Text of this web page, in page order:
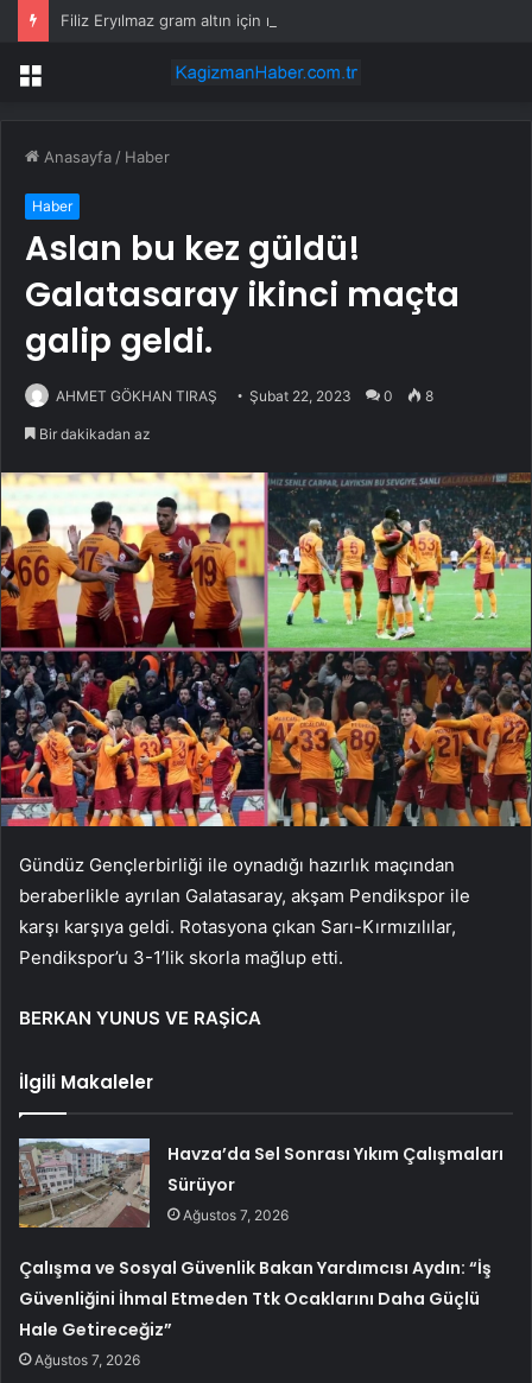
Menü
Anasayfa / Haber
Haber
Aslan bu kez güldü!
Galatasaray ikinci maçta
galip geldi.
AHMET GÖKHAN TIRAŞ Şubat 22, 2023 0 8
Bir dakikadan az
Gündüz Gençlerbirliği ile oynadığı hazırlık maçından
beraberlikle ayrılan Galatasaray, akşam Pendikspor ile
karşı karşıya geldi. Rotasyona çıkan Sarı-Kırmızılılar,
Pendikspor’u 3-1’lik skorla mağlup etti.
BERKAN YUNUS VE RAŞİCA
İlgili Makaleler
Havza’da Sel Sonrası Yıkım Çalışmaları
Sürüyor
Ağustos 7, 2026
Çalışma ve Sosyal Güvenlik Bakan Yardımcısı Aydın: “İş
Güvenliğini İhmal Etmeden Ttk Ocaklarını Daha Güçlü
Hale Getireceğiz”
Ağustos 7, 2026